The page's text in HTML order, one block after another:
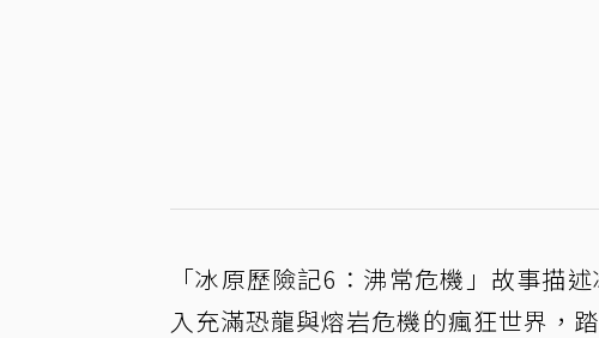
「冰原歷險記6：沸常危機」故事描
入充滿恐龍與熔岩危機的瘋狂世界，